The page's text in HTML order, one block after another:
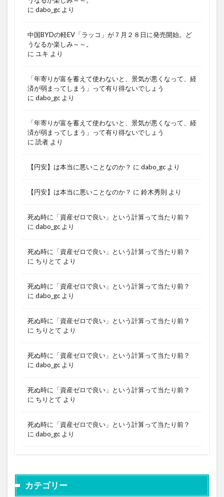
に dabo_gc より
中国BYDの軽EV「ラッコ」が７月２８日に発売開始。ど
うなるか楽しみ～～。
に ユキ より
「年寄りが富を蓄えて使わないと、景気が悪くなって、経
済が弱まってしまう」って有り得ないでしょう
に dabo_gc より
「年寄りが富を蓄えて使わないと、景気が悪くなって、経
済が弱まってしまう」って有り得ないでしょう
に 読者 より
【円安】は本当に悪いことなのか？ に dabo_gc より
【円安】は本当に悪いことなのか？ に 鈴木秀則 より
死ぬ時に「資産ゼロで良い」という計算って当たり前？
に dabo_gc より
死ぬ時に「資産ゼロで良い」という計算って当たり前？
に ちりとて より
死ぬ時に「資産ゼロで良い」という計算って当たり前？
に dabo_gc より
死ぬ時に「資産ゼロで良い」という計算って当たり前？
に ちりとて より
死ぬ時に「資産ゼロで良い」という計算って当たり前？
に dabo_gc より
死ぬ時に「資産ゼロで良い」という計算って当たり前？
に ちりとて より
死ぬ時に「資産ゼロで良い」という計算って当たり前？
に dabo_gc より
カテゴリー